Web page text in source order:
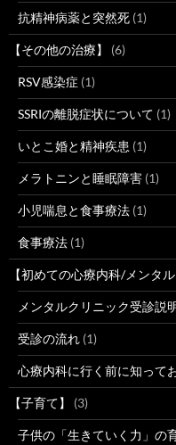
抗精神病薬と突然死 (1)
【その他の治療】 (6)
RSV感染症 (1)
SSRIの離脱症状について (1)
いとこ婚と精神疾患 (1)
メラトニンと睡眠障害 (1)
小児喘息と食事療法 (1)
食事療法 (1)
【初めての心療内科/メンタ
メンタルクリニック受診説
受診の流れ (1)
心療内科に行く前に知って
【子育て】 (3)
子供の「生きていく力」の